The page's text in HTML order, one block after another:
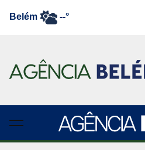
Belém --°